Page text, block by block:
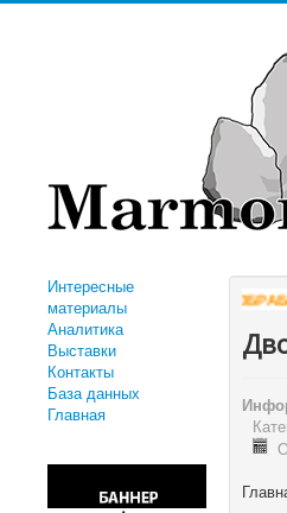
Интересные
материалы
Аналитика
Выставки
Контакты
База данных
Главная
ДЛЯ ОБРАБОТКИ КАМНЯ